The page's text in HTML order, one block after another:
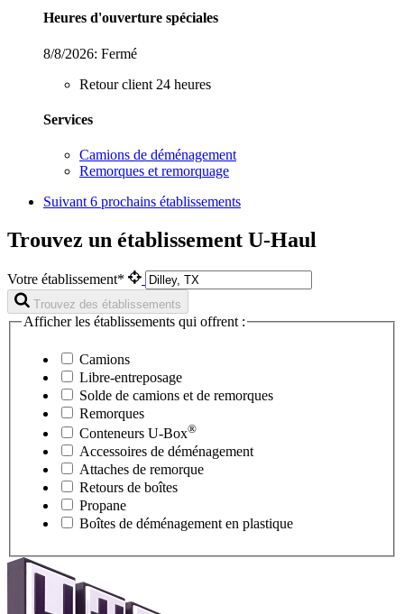
Heures d'ouverture spéciales
8/8/2026: Fermé
Retour client 24 heures
Services
Camions de déménagement
Remorques et remorquage
Suivant 6 prochains établissements
Trouvez un établissement U-Haul
Votre établissement*
Trouvez des établissements
Afficher les établissements qui offrent :
Camions
Libre-entreposage
Solde de camions et de remorques
Remorques
Conteneurs U-Box®
Accessoires de déménagement
Attaches de remorque
Retours de boîtes
Propane
Boîtes de déménagement en plastique